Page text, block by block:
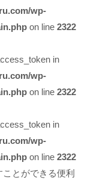
wp-
on line 2322
in
wp-
on line 2322
in
wp-
on line 2322
とができる便利